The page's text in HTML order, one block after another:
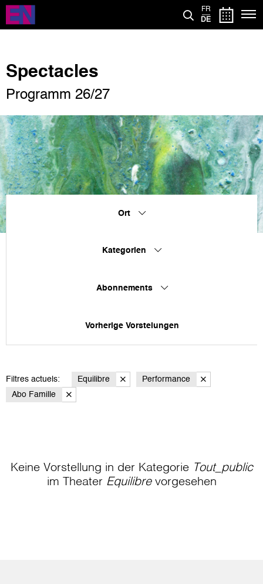
Direkt
zum
Inhalt
FR
DE
Spectacles
Programm 26/27
Ort
Kategorien
Abonnements
Vorherige Vorstelungen
Filtres actuels: Equilibre
Performance
Abo Famille
Keine Vorstellung in der Kategorie Tout_public
im Theater Equilibrevorgesehen